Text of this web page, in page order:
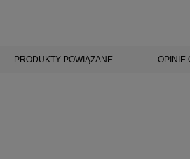
PRODUKTY POWIĄZANE OPINIE